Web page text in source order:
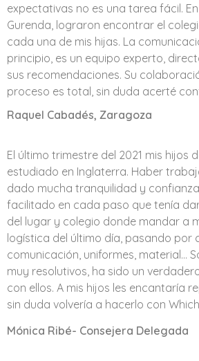
expectativas no es una tarea fácil.
Gurenda, lograron encontrar el
cada una de mis hijas. La
principio, es un equipo experto,
sus recomendaciones. Su
proceso es total, sin duda acerté
Raquel Cabadés, Zaragoza
El último trimestre del 2021 mis hijos
estudiado en Inglaterra. Haber
dado mucha tranquilidad y
facilitado en cada paso que tenía
del lugar y colegio donde mandar a
logística del último día, pasando por
comunicación, uniformes, material…
muy resolutivos, ha sido un
con ellos. A mis hijos les encantaría
sin duda volvería a hacerlo con
Mónica Ribé- Consejera Delegada